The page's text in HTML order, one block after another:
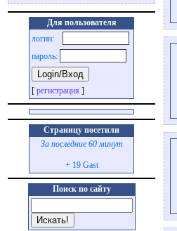
Для пользователя
логин:
пароль:
[ регистрация ]
Страницу посетили
За последние 60 минут
+ 19 Gast
Поиск по сайту